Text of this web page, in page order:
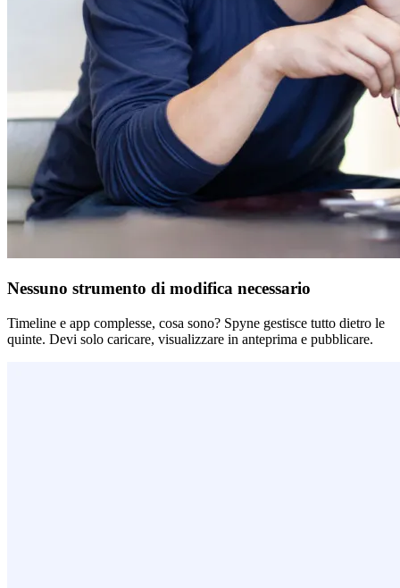
Nessuno strumento di modifica necessario
Timeline e app complesse, cosa sono? Spyne gestisce tutto dietro le
quinte. Devi solo caricare, visualizzare in anteprima e pubblicare.